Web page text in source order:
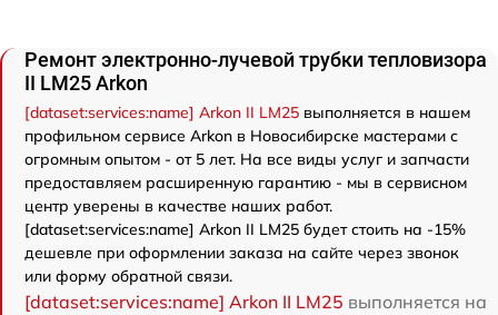
Ремонт электронно-лучевой трубки тепловизора
II LM25 Arkon
[dataset:services:name] Arkon II LM25 выполняется в нашем
профильном сервисе Arkon в Новосибирске мастерами с
огромным опытом - от 5 лет. На все виды услуг и запчасти
предоставляем расширенную гарантию - мы в сервисном
центр уверены в качестве наших работ.
[dataset:services:name] Arkon II LM25 будет стоить на -15%
дешевле при оформлении заказа на сайте через звонок
или форму обратной связи.
[dataset:services:name] Arkon II LM25 выполняется на